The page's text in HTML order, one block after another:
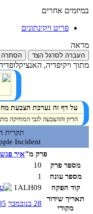
במיזמים אחרים
פריט ויקינתונים
מראה
העברה לסרגל הצד הסתרה
מתוך ויקיפדיה,
על דף זה נערכת הצבעת
הדיון וההצבעה לגבי המחיקה
תקרית
Incident
פרק מ"איך
מספר פרק
10
מספר עונה
1
קוד הפקה
1ALH09
תאריך שידור
מקורי
28 בנובמבר